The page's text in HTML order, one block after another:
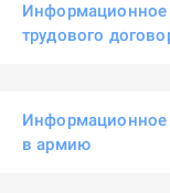
Информационное
трудового
Информационное
в армию